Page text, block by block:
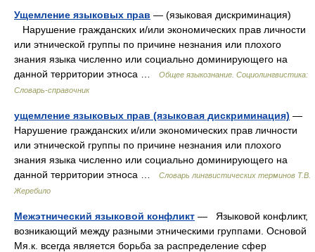
Ущемление языковых прав — (языковая дискриминация)
Нарушение гражданских и/или экономических прав личности
или этнической группы по причине незнания или плохого
знания языка численно или социально доминирующего на
данной территории этноса …
Общее языкознание. Социолингвистика:
Словарь-справочник
ущемление языковых прав (языковая дискриминация) —
Нарушение гражданских и/или экономических прав личности
или этнической группы по причине незнания или плохого
знания языка численно или социально доминирующего на
данной территории этноса …
Словарь лингвистических терминов Т.В.
Жеребило
Межэтнический языковой конфликт — Языковой конфликт,
возникающий между разными этническими группами. Основой
Мя.к. всегда является борьба за распределение сфер